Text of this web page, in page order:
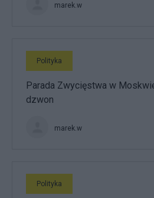
marek.w
Polityka
Parada Zwycięstwa w
dzwon
marek.w
Polityka